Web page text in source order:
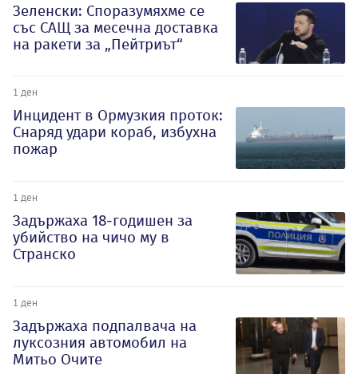
Зеленски: Споразумяхме се
със САЩ за месечна доставка
на ракети за „Пейтриът“
1 ден
Инцидент в Ормузкия проток:
Снаряд удари кораб, избухна
пожар
1 ден
Задържаха 18-годишен за
убийство на чичо му в
Странско
1 ден
Задържаха подпалвача на
луксозния автомобил на
Митьо Очите